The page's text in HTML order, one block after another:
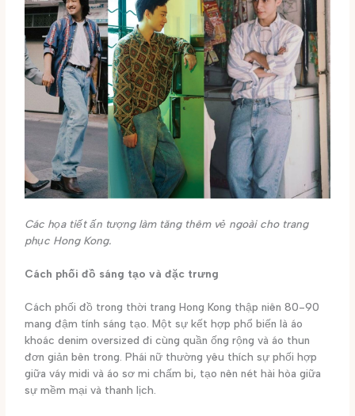
Các họa tiết ấn tượng làm tăng thêm vẻ ngoài cho trang
phục Hong Kong.
Cách phối đồ sáng tạo và đặc trưng
Cách phối đồ trong thời trang Hong Kong thập niên 80-90
mang đậm tính sáng tạo. Một sự kết hợp phổ biến là áo
khoác denim oversized đi cùng quần ống rộng và áo thun
đơn giản bên trong. Phái nữ thường yêu thích sự phối hợp
giữa váy midi và áo sơ mi chấm bi, tạo nên nét hài hòa giữa
sự mềm mại và thanh lịch.